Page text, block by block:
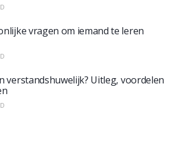
vragen om iemand te leren
verstandshuwelijk? Uitleg, voordelen